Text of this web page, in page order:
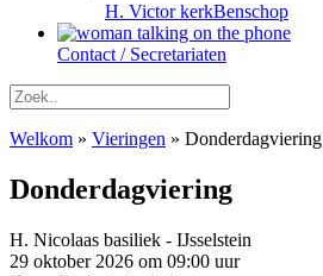
H. Victor kerkBenschop
Contact / Secretariaten
Welkom » Vieringen » Donderdagviering
Donderdagviering
H. Nicolaas basiliek - IJsselstein
29 oktober 2026 om 09:00 uur